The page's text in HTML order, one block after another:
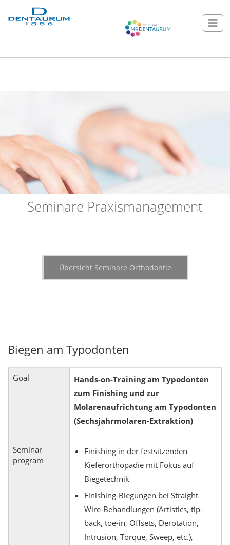
Seminare Praxismanagement
Übersicht Seminare Orthodontie
Biegen am Typodonten
Goal
Hands-on-Training am Typodonten
zum Finishing und zur
Molarenaufrichtung am Typodonten
(Sechsjahrmolaren-Extraktion)
Seminar
program
Finishing in der festsitzenden
Kieferorthopädie mit Fokus auf
Biegetechnik
Finishing-Biegungen bei Straight-
Wire-Behandlungen (Artistics, tip-
back, toe-in, Offsets, Derotation,
Intrusion, Torque, Sweep, etc.),